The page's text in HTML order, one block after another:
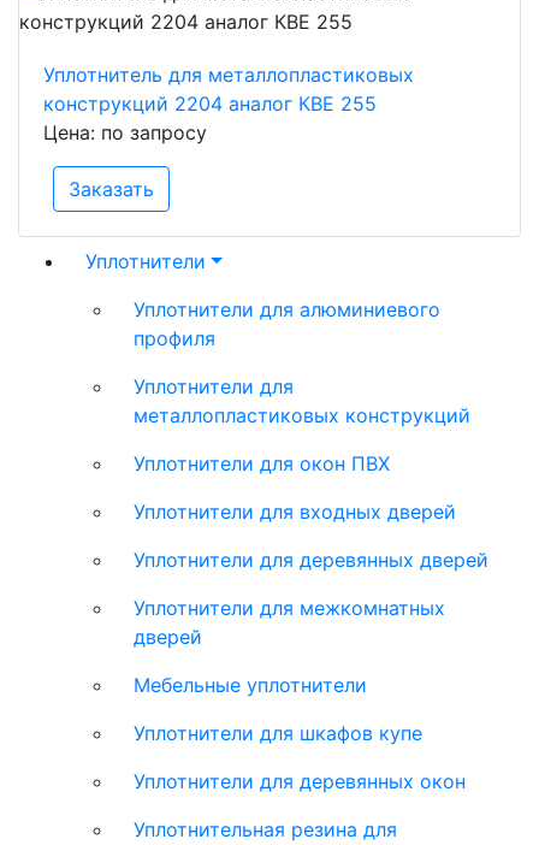
Уплотнитель для металлопластиковых
конструкций 2204 аналог КВЕ 255
Цена: по запросу
Заказать
Уплотнители
Уплотнители для алюминиевого
профиля
Уплотнители для
металлопластиковых конструкций
Уплотнители для окон ПВХ
Уплотнители для входных дверей
Уплотнители для деревянных дверей
Уплотнители для межкомнатных
дверей
Мебельные уплотнители
Уплотнители для шкафов купе
Уплотнители для деревянных окон
Уплотнительная резина для